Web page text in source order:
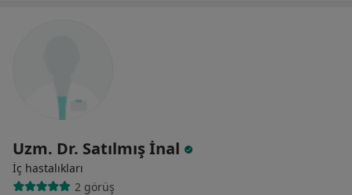
Uzm. Dr. Satılmış İnal
İç hastalıkları
2 görüş